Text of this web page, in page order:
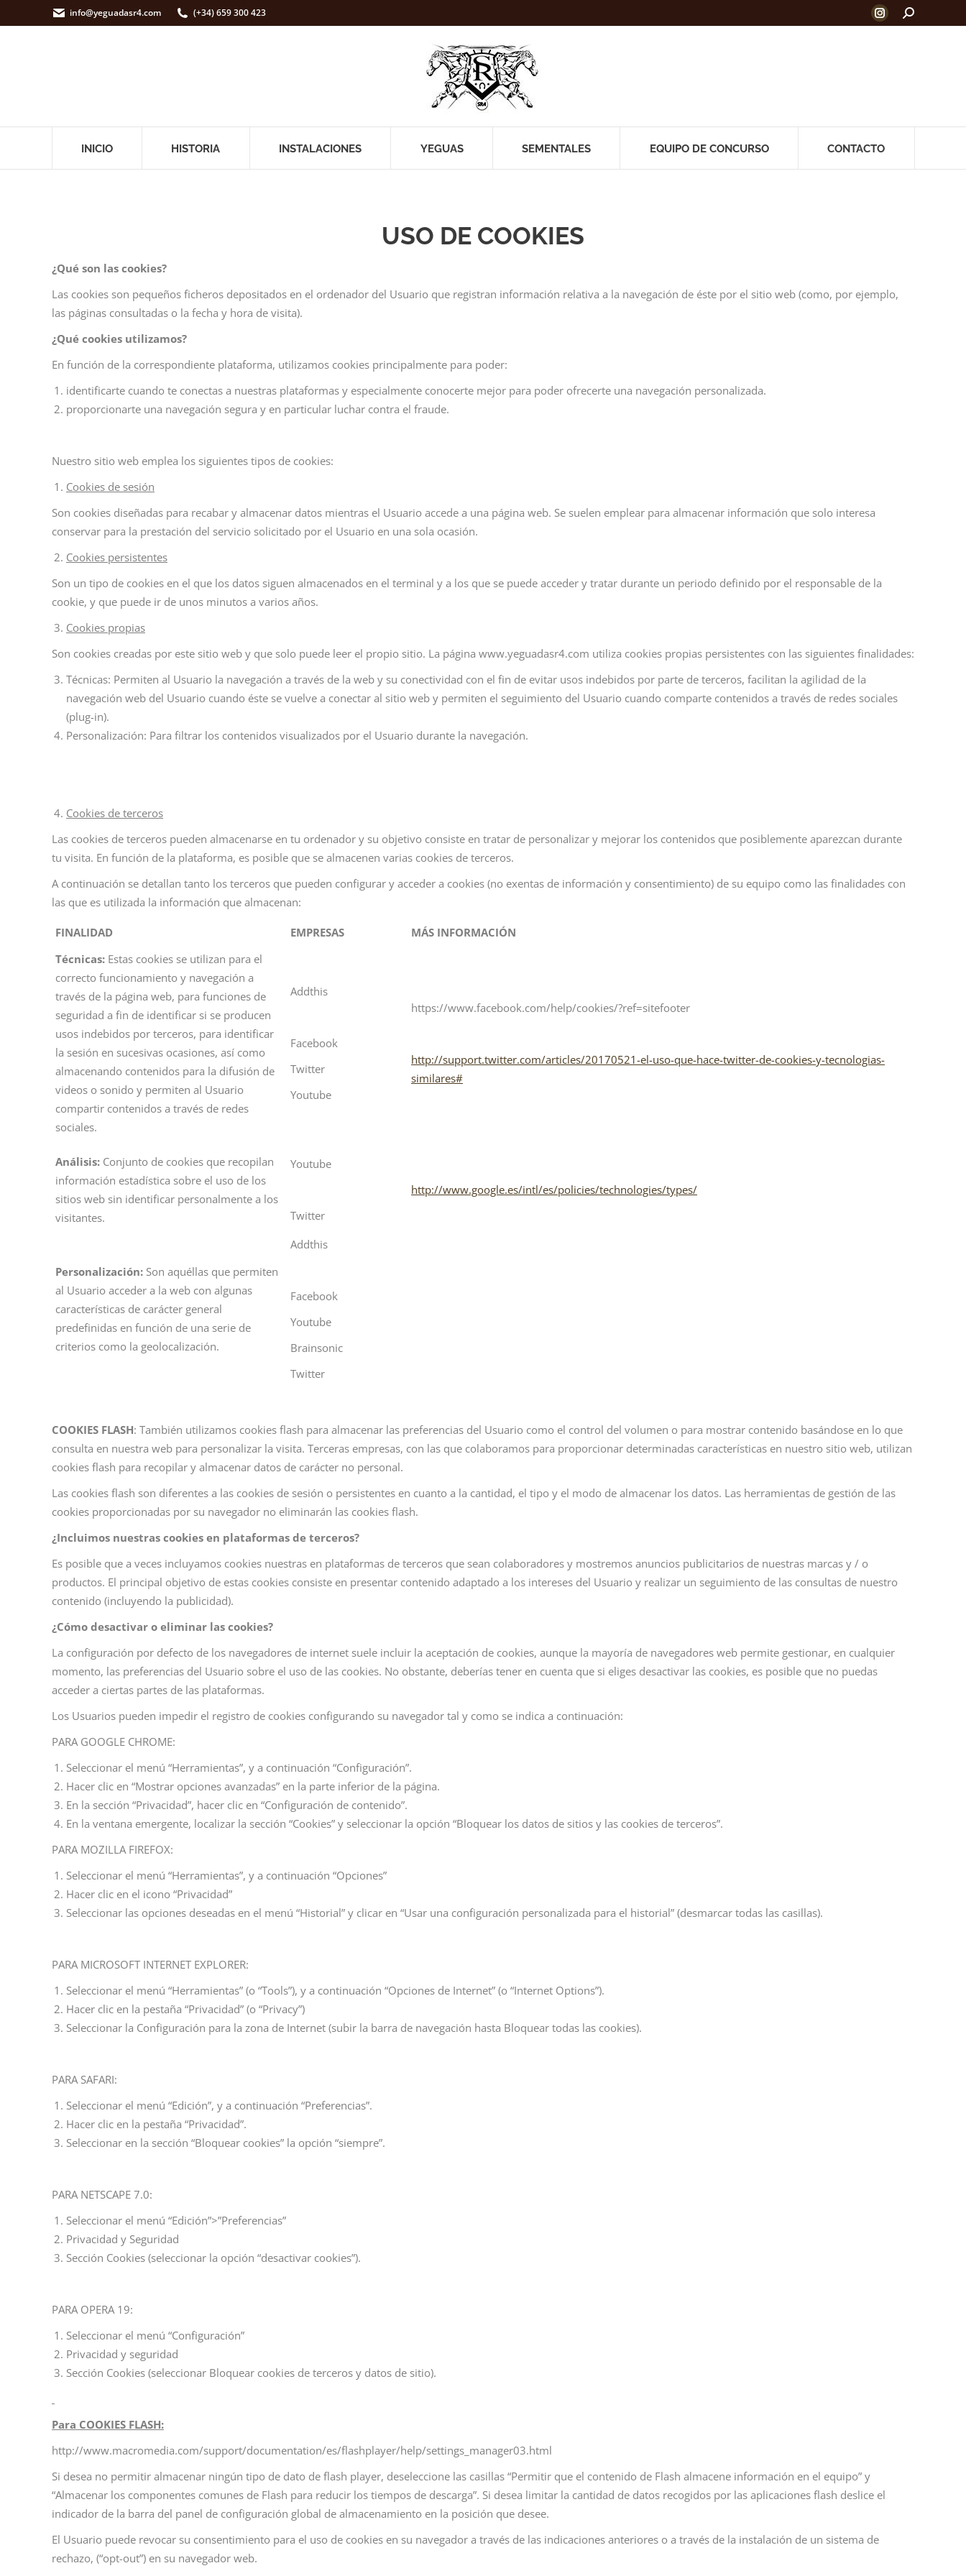
info@yeguadasr4.com (+34) 659 300 423
Instagram
Buscar:
INICIO HISTORIA INSTALACIONES YEGUAS SEMENTALES EQUIPO DE CONCURSO CONTACTO
USO DE COOKIES
¿Qué son las cookies?
Las cookies son pequeños ficheros depositados en el ordenador del Usuario que registran información relativa a la navegación de éste por el sitio web (como, por ejemplo,
las páginas consultadas o la fecha y hora de visita).
¿Qué cookies utilizamos?
En función de la correspondiente plataforma, utilizamos cookies principalmente para poder:
identificarte cuando te conectas a nuestras plataformas y especialmente conocerte mejor para poder ofrecerte una navegación personalizada.
proporcionarte una navegación segura y en particular luchar contra el fraude.
Nuestro sitio web emplea los siguientes tipos de cookies:
Cookies de sesión
Son cookies diseñadas para recabar y almacenar datos mientras el Usuario accede a una página web. Se suelen emplear para almacenar información que solo interesa
conservar para la prestación del servicio solicitado por el Usuario en una sola ocasión.
Cookies persistentes
Son un tipo de cookies en el que los datos siguen almacenados en el terminal y a los que se puede acceder y tratar durante un periodo definido por el responsable de la
cookie, y que puede ir de unos minutos a varios años.
Cookies propias
Son cookies creadas por este sitio web y que solo puede leer el propio sitio. La página www.yeguadasr4.com utiliza cookies propias persistentes con las siguientes finalidades:
Técnicas: Permiten al Usuario la navegación a través de la web y su conectividad con el fin de evitar usos indebidos por parte de terceros, facilitan la agilidad de la
navegación web del Usuario cuando éste se vuelve a conectar al sitio web y permiten el seguimiento del Usuario cuando comparte contenidos a través de redes sociales
(plug-in).
Personalización: Para filtrar los contenidos visualizados por el Usuario durante la navegación.
Cookies de terceros
Las cookies de terceros pueden almacenarse en tu ordenador y su objetivo consiste en tratar de personalizar y mejorar los contenidos que posiblemente aparezcan durante
tu visita. En función de la plataforma, es posible que se almacenen varias cookies de terceros.
A continuación se detallan tanto los terceros que pueden configurar y acceder a cookies (no exentas de información y consentimiento) de su equipo como las finalidades con
las que es utilizada la información que almacenan:
FINALIDAD EMPRESAS
MÁS INFORMACIÓN
Técnicas: Estas cookies se utilizan para el
correcto funcionamiento y navegación a
través de la página web, para funciones de
seguridad a fin de identificar si se producen
usos indebidos por terceros, para identificar
la sesión en sucesivas ocasiones, así como
almacenando contenidos para la difusión de
videos o sonido y permiten al Usuario
compartir contenidos a través de redes
sociales.
Addthis
Facebook
Twitter
Youtube
https://www.facebook.com/help/cookies/?ref=sitefooter
http://support.twitter.com/articles/20170521-el-uso-que-hace-twitter-de-cookies-y-tecnologias-
similares#
Análisis: Conjunto de cookies que recopilan
información estadística sobre el uso de los
sitios web sin identificar personalmente a los
visitantes.
Youtube
Twitter
http://www.google.es/intl/es/policies/technologies/types/
Personalización: Son aquéllas que permiten
al Usuario acceder a la web con algunas
características de carácter general
predefinidas en función de una serie de
criterios como la geolocalización.
Addthis
Facebook
Youtube
Brainsonic
Twitter
COOKIES FLASH: También utilizamos cookies flash para almacenar las preferencias del Usuario como el control del volumen o para mostrar contenido basándose en lo que
consulta en nuestra web para personalizar la visita. Terceras empresas, con las que colaboramos para proporcionar determinadas características en nuestro sitio web, utilizan
cookies flash para recopilar y almacenar datos de carácter no personal.
Las cookies flash son diferentes a las cookies de sesión o persistentes en cuanto a la cantidad, el tipo y el modo de almacenar los datos. Las herramientas de gestión de las
cookies proporcionadas por su navegador no eliminarán las cookies flash.
¿Incluimos nuestras cookies en plataformas de terceros?
Es posible que a veces incluyamos cookies nuestras en plataformas de terceros que sean colaboradores y mostremos anuncios publicitarios de nuestras marcas y / o
productos. El principal objetivo de estas cookies consiste en presentar contenido adaptado a los intereses del Usuario y realizar un seguimiento de las consultas de nuestro
contenido (incluyendo la publicidad).
¿Cómo desactivar o eliminar las cookies?
La configuración por defecto de los navegadores de internet suele incluir la aceptación de cookies, aunque la mayoría de navegadores web permite gestionar, en cualquier
momento, las preferencias del Usuario sobre el uso de las cookies. No obstante, deberías tener en cuenta que si eliges desactivar las cookies, es posible que no puedas
acceder a ciertas partes de las plataformas.
Los Usuarios pueden impedir el registro de cookies configurando su navegador tal y como se indica a continuación:
PARA GOOGLE CHROME:
Seleccionar el menú “Herramientas”, y a continuación “Configuración”.
Hacer clic en “Mostrar opciones avanzadas” en la parte inferior de la página.
En la sección “Privacidad”, hacer clic en “Configuración de contenido”.
En la ventana emergente, localizar la sección “Cookies” y seleccionar la opción “Bloquear los datos de sitios y las cookies de terceros”.
PARA MOZILLA FIREFOX:
Seleccionar el menú “Herramientas”, y a continuación “Opciones”
Hacer clic en el icono “Privacidad”
Seleccionar las opciones deseadas en el menú “Historial” y clicar en “Usar una configuración personalizada para el historial” (desmarcar todas las casillas).
PARA MICROSOFT INTERNET EXPLORER:
Seleccionar el menú “Herramientas” (o “Tools”), y a continuación “Opciones de Internet” (o “Internet Options”).
Hacer clic en la pestaña “Privacidad” (o “Privacy”)
Seleccionar la Configuración para la zona de Internet (subir la barra de navegación hasta Bloquear todas las cookies).
PARA SAFARI:
Seleccionar el menú “Edición”, y a continuación “Preferencias”.
Hacer clic en la pestaña “Privacidad”.
Seleccionar en la sección “Bloquear cookies” la opción “siempre”.
PARA NETSCAPE 7.0:
Seleccionar el menú “Edición”>”Preferencias”
Privacidad y Seguridad
Sección Cookies (seleccionar la opción “desactivar cookies”).
PARA OPERA 19:
Seleccionar el menú “Configuración”
Privacidad y seguridad
Sección Cookies (seleccionar Bloquear cookies de terceros y datos de sitio).
Para COOKIES FLASH:
http://www.macromedia.com/support/documentation/es/flashplayer/help/settings_manager03.html
Si desea no permitir almacenar ningún tipo de dato de flash player, deseleccione las casillas “Permitir que el contenido de Flash almacene información en el equipo” y
“Almacenar los componentes comunes de Flash para reducir los tiempos de descarga”. Si desea limitar la cantidad de datos recogidos por las aplicaciones flash deslice el
indicador de la barra del panel de configuración global de almacenamiento en la posición que desee.
El Usuario puede revocar su consentimiento para el uso de cookies en su navegador a través de las indicaciones anteriores o a través de la instalación de un sistema de
rechazo, (“opt-out”) en su navegador web.